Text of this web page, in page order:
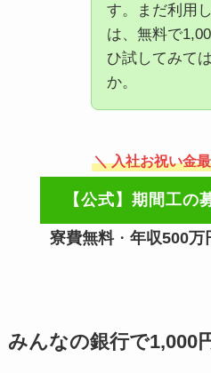
す。まだ利用
は、無料で
ひ試してみて
か。
＼ 入社お祝い金
【公式】期間工の
寮費無料・ 年収500万
みんなの銀行で1,000